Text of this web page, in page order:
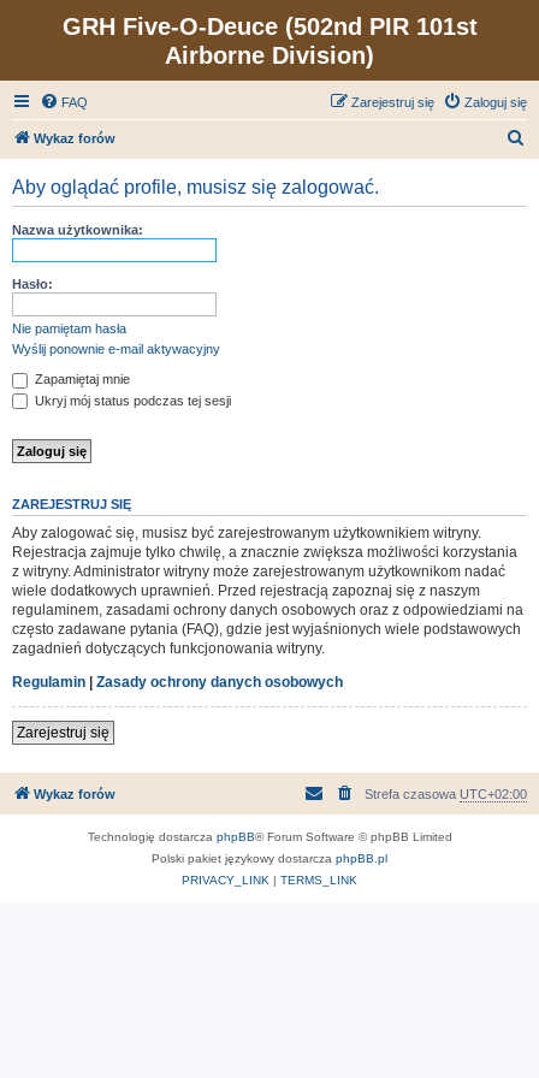
GRH Five-O-Deuce (502nd PIR 101st
Airborne Division)
FAQ Zaloguj się
Zarejestruj się
Wykaz forów
Aby oglądać profile, musisz się zalogować.
Nazwa użytkownika:
Hasło:
Nie pamiętam hasła
Wyślij ponownie e-mail aktywacyjny
Zapamiętaj mnie
Ukryj mój status podczas tej sesji
ZAREJESTRUJ SIĘ
Aby zalogować się, musisz być zarejestrowanym użytkownikiem witryny.
Rejestracja zajmuje tylko chwilę, a znacznie zwiększa możliwości korzystania
z witryny. Administrator witryny może zarejestrowanym użytkownikom nadać
wiele dodatkowych uprawnień. Przed rejestracją zapoznaj się z naszym
regulaminem, zasadami ochrony danych osobowych oraz z odpowiedziami na
często zadawane pytania (FAQ), gdzie jest wyjaśnionych wiele podstawowych
zagadnień dotyczących funkcjonowania witryny.
Regulamin | Zasady ochrony danych osobowych
Zarejestruj się
Wykaz forów Strefa czasowa UTC+02:00
Technologię dostarcza phpBB® Forum Software © phpBB Limited
Polski pakiet językowy dostarcza phpBB.pl
PRIVACY_LINK | TERMS_LINK